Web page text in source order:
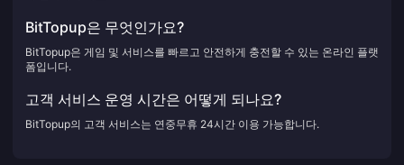
BitTopup은 무엇인가요?
BitTopup은 게임 및 서비스를 빠르고 안전하게 충전할 수 있는 온라인 플랫
폼입니다.
고객 서비스 운영 시간은 어떻게 되나요?
BitTopup의 고객 서비스는 연중무휴 24시간 이용 가능합니다.